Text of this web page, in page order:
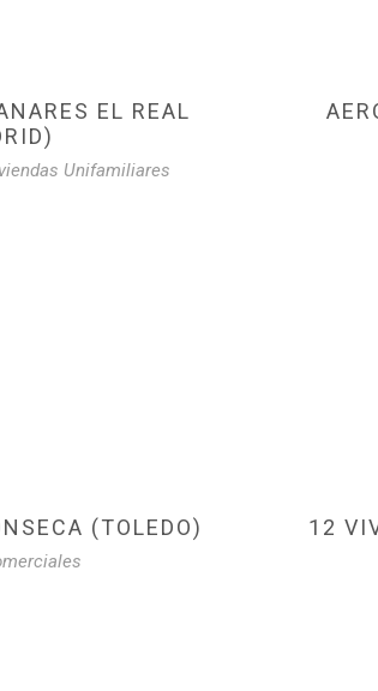
EL REAL
Unifamiliares
(TOLEDO)
12